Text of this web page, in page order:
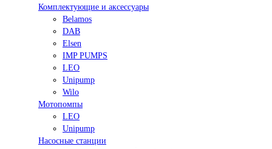
Комплектующие и аксессуары
Belamos
DAB
Elsen
IMP PUMPS
LEO
Unipump
Wilo
Мотопомпы
LEO
Unipump
Насосные станции